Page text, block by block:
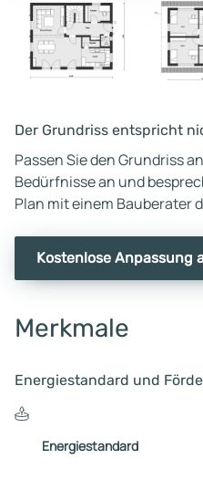
Der Grundriss entspricht
Passen Sie den Grundriss
Bedürfnisse an und
Plan mit einem Bauberater
Kostenlose Anpassung
Merkmale
Energiestandard und
Energiestandard